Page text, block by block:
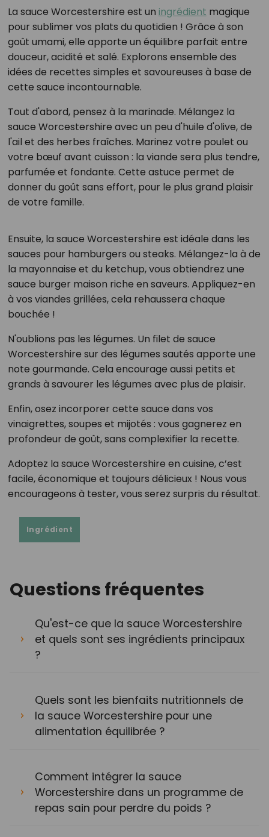
La sauce Worcestershire est un ingrédient magique
pour sublimer vos plats du quotidien ! Grâce à son
goût umami, elle apporte un équilibre parfait entre
douceur, acidité et salé. Explorons ensemble des
idées de recettes simples et savoureuses à base de
cette sauce incontournable.
Tout d'abord, pensez à la marinade. Mélangez la
sauce Worcestershire avec un peu d'huile d'olive, de
l'ail et des herbes fraîches. Marinez votre poulet ou
votre bœuf avant cuisson : la viande sera plus tendre,
parfumée et fondante. Cette astuce permet de
donner du goût sans effort, pour le plus grand plaisir
de votre famille.
Ensuite, la sauce Worcestershire est idéale dans les
sauces pour hamburgers ou steaks. Mélangez-la à de
la mayonnaise et du ketchup, vous obtiendrez une
sauce burger maison riche en saveurs. Appliquez-en
à vos viandes grillées, cela rehaussera chaque
bouchée !
N'oublions pas les légumes. Un filet de sauce
Worcestershire sur des légumes sautés apporte une
note gourmande. Cela encourage aussi petits et
grands à savourer les légumes avec plus de plaisir.
Enfin, osez incorporer cette sauce dans vos
vinaigrettes, soupes et mijotés : vous gagnerez en
profondeur de goût, sans complexifier la recette.
Adoptez la sauce Worcestershire en cuisine, c’est
facile, économique et toujours délicieux ! Nous vous
encourageons à tester, vous serez surpris du résultat.
Ingrédient
Questions fréquentes
Qu'est-ce que la sauce Worcestershire
et quels sont ses ingrédients principaux
?
Quels sont les bienfaits nutritionnels de
la sauce Worcestershire pour une
alimentation équilibrée ?
Comment intégrer la sauce
Worcestershire dans un programme de
repas sain pour perdre du poids ?